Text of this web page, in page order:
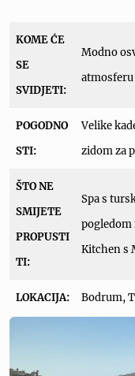
KOME ĆE
SE
SVIDJETI:
Modno
POGODNO
STI:
Velike
zidom za
ŠTO NE
SMIJETE
PROPUSTI
TI:
Spa s
pogledom
Kitchen s
LOKACIJA: Bodrum,